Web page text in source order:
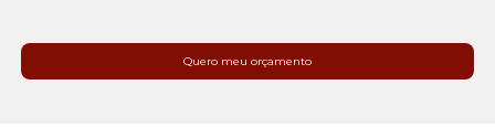
Quero meu orçamento